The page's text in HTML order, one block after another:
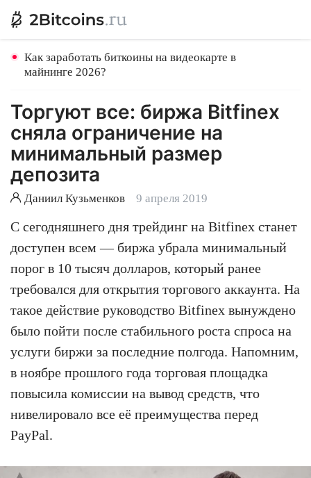
Как заработать биткоины на видеокарте в
майнинге 2026?
Торгуют все: биржа Bitfinex
сняла ограничение на
минимальный размер
депозита
Даниил Кузьменков 9 апреля 2019
С сегодняшнего дня трейдинг на Bitfinex станет
доступен всем — биржа убрала минимальный
порог в 10 тысяч долларов, который ранее
требовался для открытия торгового аккаунта. На
такое действие руководство Bitfinex вынуждено
было пойти после стабильного роста спроса на
услуги биржи за последние полгода. Напомним,
в ноябре прошлого года торговая площадка
повысила комиссии на вывод средств, что
нивелировало все её преимущества перед
PayPal.